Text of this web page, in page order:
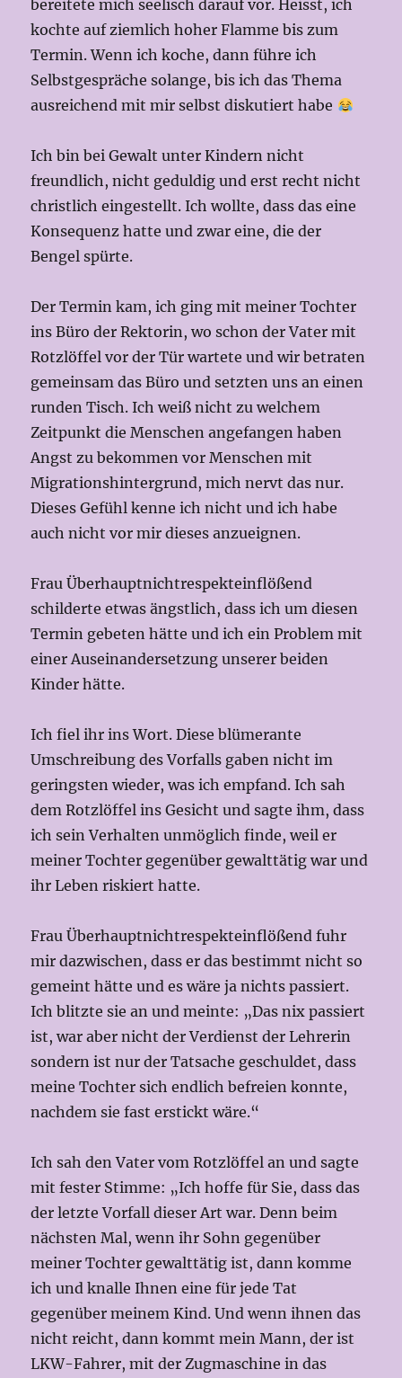
bereitete mich seelisch darauf vor. Heisst, ich
kochte auf ziemlich hoher Flamme bis zum
Termin. Wenn ich koche, dann führe ich
Selbstgespräche solange, bis ich das Thema
ausreichend mit mir selbst diskutiert habe
Ich bin bei Gewalt unter Kindern nicht
freundlich, nicht geduldig und erst recht nicht
christlich eingestellt. Ich wollte, dass das eine
Konsequenz hatte und zwar eine, die der
Bengel spürte.
Der Termin kam, ich ging mit meiner Tochter
ins Büro der Rektorin, wo schon der Vater mit
Rotzlöffel vor der Tür wartete und wir betraten
gemeinsam das Büro und setzten uns an einen
runden Tisch. Ich weiß nicht zu welchem
Zeitpunkt die Menschen angefangen haben
Angst zu bekommen vor Menschen mit
Migrationshintergrund, mich nervt das nur.
Dieses Gefühl kenne ich nicht und ich habe
auch nicht vor mir dieses anzueignen.
Frau Überhauptnichtrespekteinflößend
schilderte etwas ängstlich, dass ich um diesen
Termin gebeten hätte und ich ein Problem mit
einer Auseinandersetzung unserer beiden
Kinder hätte.
Ich fiel ihr ins Wort. Diese blümerante
Umschreibung des Vorfalls gaben nicht im
geringsten wieder, was ich empfand. Ich sah
dem Rotzlöffel ins Gesicht und sagte ihm, dass
ich sein Verhalten unmöglich finde, weil er
meiner Tochter gegenüber gewalttätig war und
ihr Leben riskiert hatte.
Frau Überhauptnichtrespekteinflößend fuhr
mir dazwischen, dass er das bestimmt nicht so
gemeint hätte und es wäre ja nichts passiert.
Ich blitzte sie an und meinte: „Das nix passiert
ist, war aber nicht der Verdienst der Lehrerin
sondern ist nur der Tatsache geschuldet, dass
meine Tochter sich endlich befreien konnte,
nachdem sie fast erstickt wäre.“
Ich sah den Vater vom Rotzlöffel an und sagte
mit fester Stimme: „Ich hoffe für Sie, dass das
der letzte Vorfall dieser Art war. Denn beim
nächsten Mal, wenn ihr Sohn gegenüber
meiner Tochter gewalttätig ist, dann komme
ich und knalle Ihnen eine für jede Tat
gegenüber meinem Kind. Und wenn ihnen das
nicht reicht, dann kommt mein Mann, der ist
LKW-Fahrer, mit der Zugmaschine in das